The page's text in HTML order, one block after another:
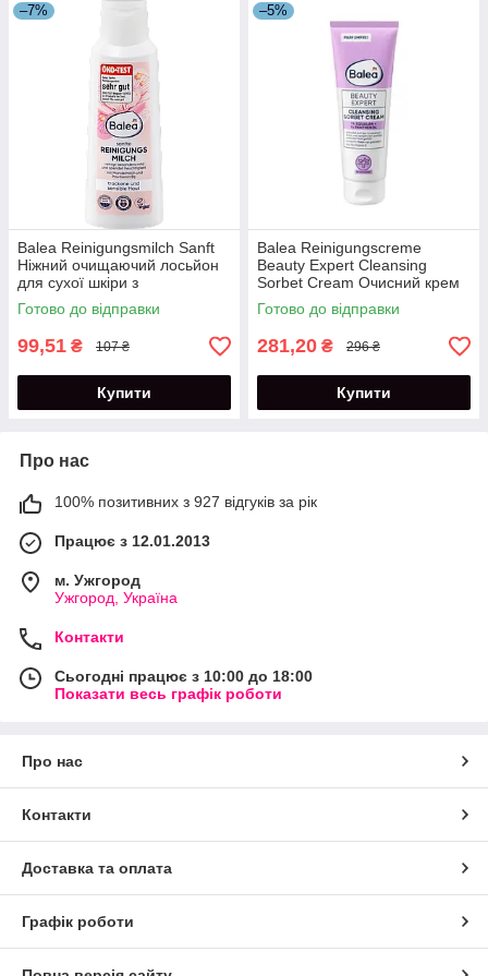
–7%
Balea Reinigungsmilch Sanft
Ніжний очищаючий лосьйон
для сухої шкіри з
провітаміном В5 200 мл
Готово до відправки
99,51 ₴ 107 ₴
Купити
–5%
Balea Reinigungscreme
Beauty Expert Cleansing
Sorbet Cream Очисний крем
сорбет для обличчя 125 мл
Готово до відправки
281,20 ₴ 296 ₴
Купити
Про нас
100% позитивних з 927 відгуків за рік
Працює з 12.01.2013
м. Ужгород
Ужгород, Україна
Контакти
Сьогодні працює з 10:00 до 18:00
Показати весь графік роботи
Про нас
Контакти
Доставка та оплата
Графік роботи